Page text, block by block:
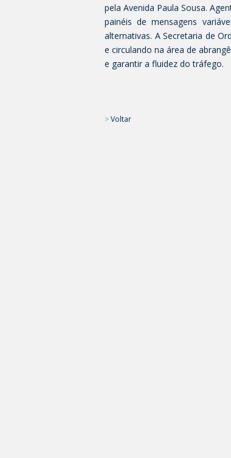
pela Avenida Paula Sousa.
painéis de mensagens
alternativas. A Secretaria de
e circulando na área de
e garantir a fluidez do tráfego.
>Voltar